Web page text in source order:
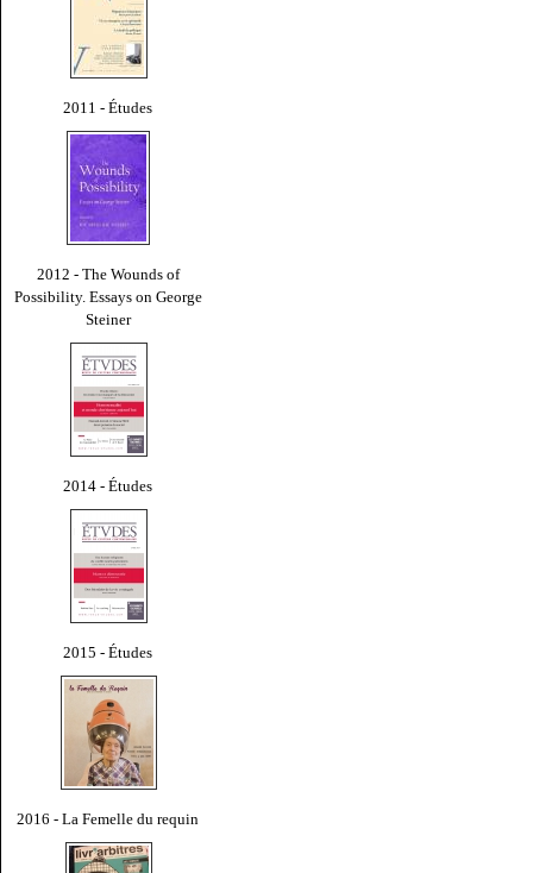
2011 - Études
2012 - The Wounds of
Possibility. Essays on George
Steiner
2014 - Études
2015 - Études
2016 - La Femelle du requin